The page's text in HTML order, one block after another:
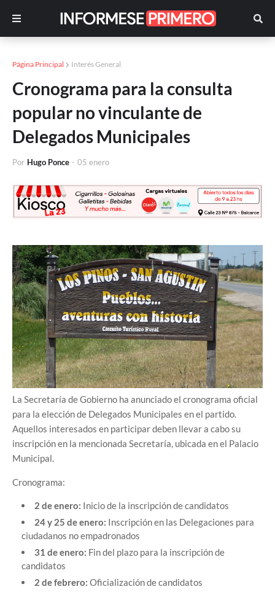
Página Principal Interés General
Cronograma para la consulta
popular no vinculante de
Delegados Municipales
Por Hugo Ponce - 05 enero
La Secretaría de Gobierno ha anunciado el cronograma oficial
para la elección de Delegados Municipales en el partido.
Aquellos interesados en participar deben llevar a cabo su
inscripción en la mencionada Secretaría, ubicada en el Palacio
Municipal.
Cronograma:
2 de enero: Inicio de la inscripción de candidatos
24 y 25 de enero: Inscripción en las Delegaciones para
ciudadanos no empadronados
31 de enero: Fin del plazo para la inscripción de
candidatos
2 de febrero: Oficialización de candidatos